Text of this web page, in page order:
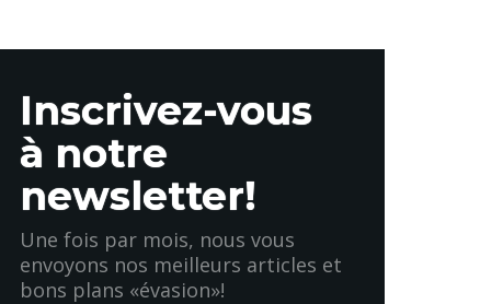
Inscrivez-vous
à notre
newsletter!
Une fois par mois, nous vous
envoyons nos meilleurs articles et
bons plans «évasion»!